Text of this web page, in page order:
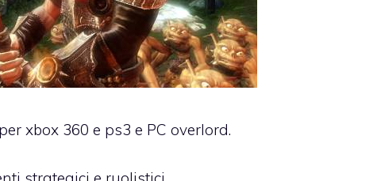
xbox 360 e ps3 e PC overlord.